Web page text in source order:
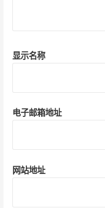
显示名称
电子邮箱地址
网站地址